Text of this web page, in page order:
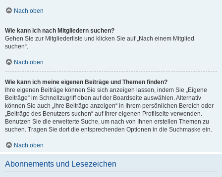
Nach oben
Wie kann ich nach Mitgliedern suchen?
Gehen Sie zur Mitgliederliste und klicken Sie auf „Nach einem Mitglied
suchen“.
Nach oben
Wie kann ich meine eigenen Beiträge und Themen finden?
Ihre eigenen Beiträge können Sie sich anzeigen lassen, indem Sie „Eigene
Beiträge“ im Schnellzugriff oben auf der Boardseite auswählen. Alternativ
können Sie auch „Ihre Beiträge anzeigen“ in Ihrem persönlichen Bereich oder
„Beiträge des Benutzers suchen“ auf Ihrer eigenen Profilseite verwenden.
Benutzen Sie die erweiterte Suche, um nach von Ihnen erstellen Themen zu
suchen. Tragen Sie dort die entsprechenden Optionen in die Suchmaske ein.
Nach oben
Abonnements und Lesezeichen